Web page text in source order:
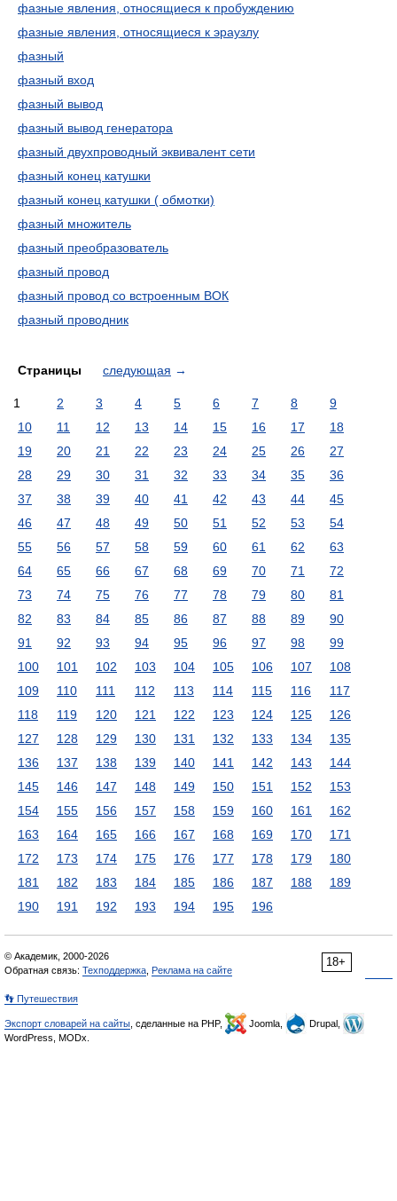
фазные явления, относящиеся к пробуждению
фазные явления, относящиеся к эраузлу
фазный
фазный вход
фазный вывод
фазный вывод генератора
фазный двухпроводный эквивалент сети
фазный конец катушки
фазный конец катушки ( обмотки)
фазный множитель
фазный преобразователь
фазный провод
фазный провод со встроенным ВОК
фазный проводник
Страницы следующая →
1 2 3 4 5 6 7 8
9
10
11 12 13 14 15 16 17
18
19
20 21 22 23 24 25 26
27
28
29 30 31 32 33 34 35
36
37
38 39 40 41 42 43 44
45
46
47 48 49 50 51 52 53
54
55
56 57 58 59 60 61 62
63
64
65 66 67 68 69 70 71
72
73
74 75 76 77 78 79 80
81
82
83 84 85 86 87 88 89
90
91
92 93 94 95 96 97 98
99
100
101 102 103 104 105 106 107
108
109
110 111 112 113 114 115 116
117
118
119 120 121 122 123 124 125
126
127
128 129 130 131 132 133 134
135
136
137 138 139 140 141 142 143
144
145
146 147 148 149 150 151 152
153
154
155 156 157 158 159 160 161
162
163
164 165 166 167 168 169 170
171
172
173 174 175 176 177 178 179
180
181
182 183 184 185 186 187 188
189
190
191 192 193 194 195 196
18+
© Академик, 2000-2026
Обратная связь: Техподдержка Реклама на сайте
👣 Путешествия
Экспорт словарей на сайты , сделанные на PHP, Joomla,
Drupal,
WordPress, MODx.